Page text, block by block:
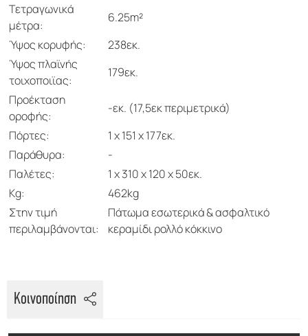
Τετραγωνικά
μέτρα:
6.25m²
Ύψος κορυφής:
238εκ.
Ύψος πλαϊνής
τοιχοποιϊας:
179εκ.
Προέκταση
οροφής:
-εκ. (17,5εκ περιμετρικά)
Πόρτες:
1 x 151 x 177εκ.
Παράθυρα:
-
Παλέτες:
1 x 310 x 120 x 50εκ.
Kg:
462kg
Στην τιμή
περιλαμβάνονται:
Πάτωμα εσωτερικά & ασφαλτικό
κεραμίδι ρολλό κόκκινο
Κοινοποίηση